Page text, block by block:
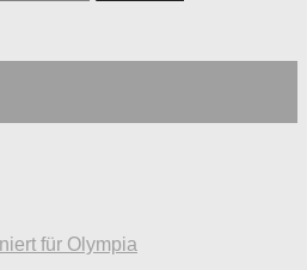
für Olympia